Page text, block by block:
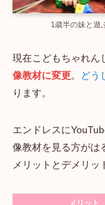
1歳半の妹と遊
現在こどもちゃれん
像教材に変更。 どう
ります。
エンドレスに
像教材を見る方がは
メリットとデメリッ
メリット